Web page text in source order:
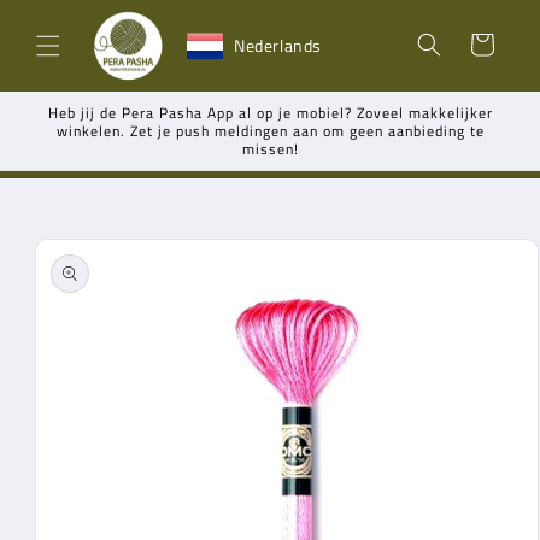
naar de
content Nederlands Winkelwagen
Heb jij de Pera Pasha App al op je mobiel? Zoveel makkelijker
winkelen. Zet je push meldingen aan om geen aanbieding te
missen!
direct naar